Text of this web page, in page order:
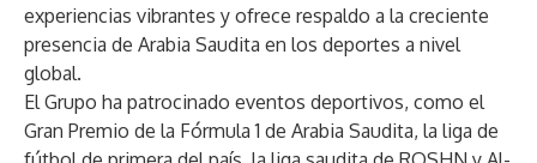
experiencias vibrantes y ofrece respaldo a la creciente
presencia de Arabia Saudita en los deportes a nivel
global.
El Grupo ha patrocinado eventos deportivos, como el
Gran Premio de la Fórmula 1 de Arabia Saudita, la liga de